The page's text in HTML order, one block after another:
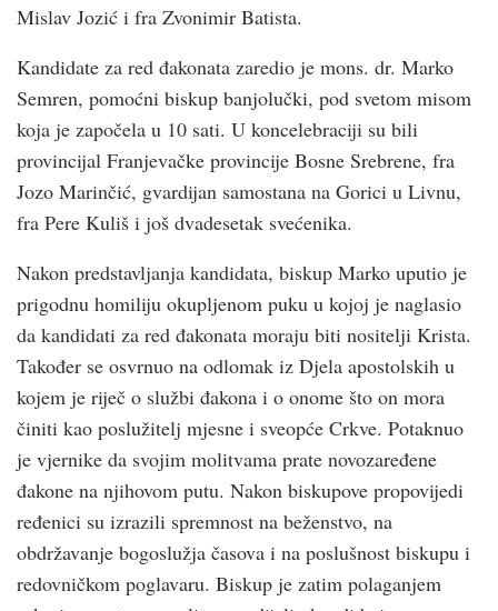
Mislav Jozić i fra Zvonimir Batista.
Kandidate za red đakonata zaredio je mons. dr. Marko
Semren, pomoćni biskup banjolučki, pod svetom misom
koja je započela u 10 sati. U koncelebraciji su bili
provincijal Franjevačke provincije Bosne Srebrene, fra
Jozo Marinčić, gvardijan samostana na Gorici u Livnu,
fra Pere Kuliš i još dvadesetak svećenika.
Nakon predstavljanja kandidata, biskup Marko uputio je
prigodnu homiliju okupljenom puku u kojoj je naglasio
da kandidati za red đakonata moraju biti nositelji Krista.
Također se osvrnuo na odlomak iz Djela apostolskih u
kojem je riječ o službi đakona i o onome što on mora
činiti kao poslužitelj mjesne i sveopće Crkve. Potaknuo
je vjernike da svojim molitvama prate novozaređene
đakone na njihovom putu. Nakon biskupove propovijedi
ređenici su izrazili spremnost na beženstvo, na
obdržavanje bogoslužja časova i na poslušnost biskupu i
redovničkom poglavaru. Biskup je zatim polaganjem